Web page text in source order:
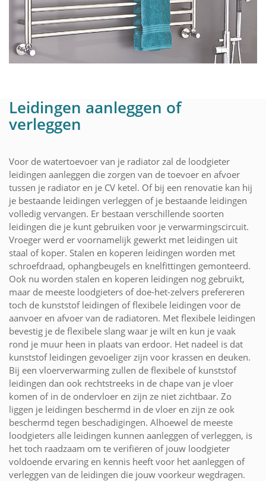
Leidingen aanleggen of
verleggen
Voor de watertoevoer van je radiator zal de loodgieter
leidingen aanleggen die zorgen van de toevoer en afvoer
tussen je radiator en je CV ketel. Of bij een renovatie kan hij
je bestaande leidingen verleggen of je bestaande leidingen
volledig vervangen. Er bestaan verschillende soorten
leidingen die je kunt gebruiken voor je verwarmingscircuit.
Vroeger werd er voornamelijk gewerkt met leidingen uit
staal of koper. Stalen en koperen leidingen worden met
schroefdraad, ophangbeugels en knelfittingen gemonteerd.
Ook nu worden stalen en koperen leidingen nog gebruikt,
maar de meeste loodgieters of doe-het-zelvers prefereren
toch de kunststof leidingen of flexibele leidingen voor de
aanvoer en afvoer van de radiatoren. Met flexibele leidingen
bevestig je de flexibele slang waar je wilt en kun je vaak
rond je muur heen in plaats van erdoor. Het nadeel is dat
kunststof leidingen gevoeliger zijn voor krassen en deuken.
Bij een vloerverwarming zullen de flexibele of kunststof
leidingen dan ook rechtstreeks in de chape van je vloer
komen of in de ondervloer en zijn ze niet zichtbaar. Zo
liggen je leidingen beschermd in de vloer en zijn ze ook
beschermd tegen beschadigingen. Alhoewel de meeste
loodgieters alle leidingen kunnen aanleggen of verleggen, is
het toch raadzaam om te verifiëren of jouw loodgieter
voldoende ervaring en kennis heeft voor het aanleggen of
verleggen van de leidingen die jouw voorkeur wegdragen.